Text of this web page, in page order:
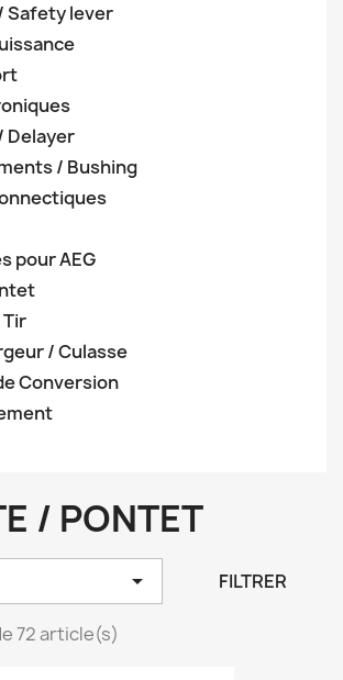
Safety lever
Delayer
/ Bushing
pour AEG
/ Culasse
Conversion
/ PONTET
 FILTRER
72 article(s)